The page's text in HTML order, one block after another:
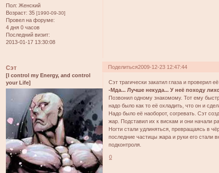
Пол: Женский
Возраст: 35 [1990-09-30]
Провел на форуме:
4 дня 0 часов
Последний визит:
2013-01-17 13:30:08
Поделиться2009-12-23 12:47:44
Сэт
[I control my Energy, and control
your Life]
Сэт трагически закатил глаза и проверил
-Мда... Лучше некуда... У неё походу
Позвонил одному знакомому. Тот ему
надо было как то её охладить, что он и
Надо было её наоборот, согревать. Сэт
жар. Подставил их к вискам и они начали
Ногти стали удлиняться, превращаясь в
последние частицы жара и руки его стали
подконтроля.
0